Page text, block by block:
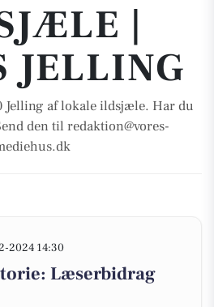
|
JELLING
af lokale ildsjæle. Har du
den til redaktion@vores-
2024 14:30
Læserbidrag